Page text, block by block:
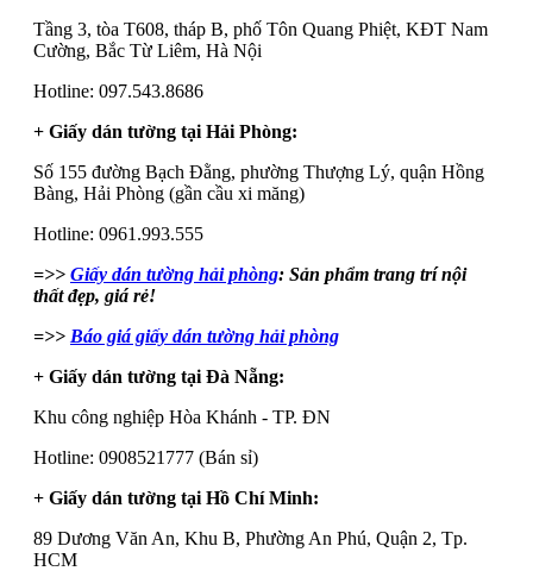
Tầng 3, tòa T608, tháp B, phố Tôn Quang Phiệt, KĐT Nam
Cường, Bắc Từ Liêm, Hà Nội
Hotline: 097.543.8686
+ Giấy dán tường tại Hải Phòng:
Số 155 đường Bạch Đằng, phường Thượng Lý, quận Hồng
Bàng, Hải Phòng (gần cầu xi măng)
Hotline: 0961.993.555
=>> Giấy dán tường hải phòng: Sản phẩm trang trí nội
thất đẹp, giá rẻ!
=>> Báo giá giấy dán tường hải phòng
+ Giấy dán tường tại Đà Nẵng:
Khu công nghiệp Hòa Khánh - TP. ĐN
Hotline: 0908521777 (Bán sỉ)
+ Giấy dán tường tại Hồ Chí Minh:
89 Dương Văn An, Khu B, Phường An Phú, Quận 2, Tp.
HCM